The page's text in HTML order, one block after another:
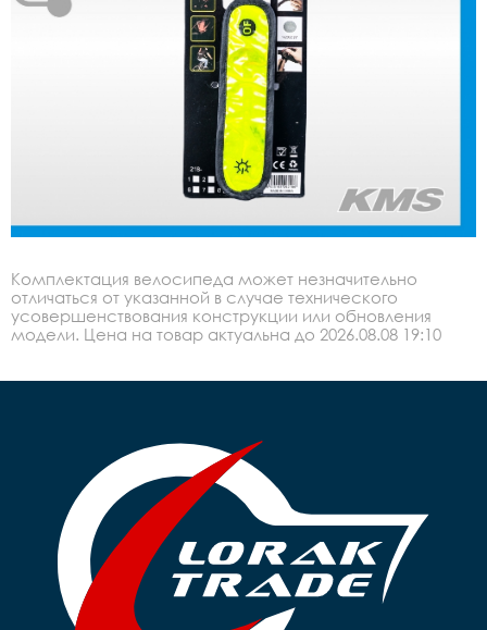
Комплектация велосипеда может незначительно
отличаться от указанной в случае технического
усовершенствования конструкции или обновления
модели. Цена на товар актуальна до 2026.08.08 19:10